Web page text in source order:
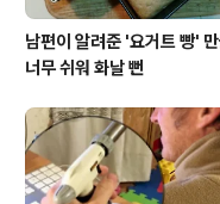
남편이 알려준 '요거트 빵'
너무 쉬워 화날 뻔